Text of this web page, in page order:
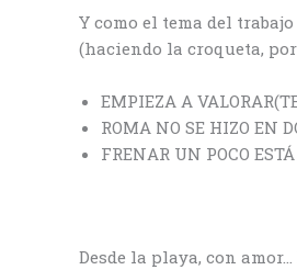
Y como el tema del
(haciendo la croqueta,
EMPIEZA A
ROMA NO SE HIZO EN
FRENAR UN POCO
Desde la playa, con